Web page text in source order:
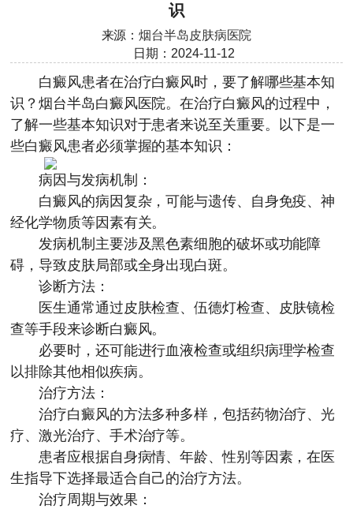
识
来源：烟台半岛皮肤病医院
日期：2024-11-12
白癜风患者在治疗白癜风时，要了解哪些基本知
识？烟台半岛白癜风医院。在治疗白癜风的过程中，
了解一些基本知识对于患者来说至关重要。以下是一
些白癜风患者必须掌握的基本知识：
病因与发病机制：
白癜风的病因复杂，可能与遗传、自身免疫、神
经化学物质等因素有关。
发病机制主要涉及黑色素细胞的破坏或功能障
碍，导致皮肤局部或全身出现白斑。
诊断方法：
医生通常通过皮肤检查、伍德灯检查、皮肤镜检
查等手段来诊断白癜风。
必要时，还可能进行血液检查或组织病理学检查
以排除其他相似疾病。
治疗方法：
治疗白癜风的方法多种多样，包括药物治疗、光
疗、激光治疗、手术治疗等。
患者应根据自身病情、年龄、性别等因素，在医
生指导下选择最适合自己的治疗方法。
治疗周期与效果：